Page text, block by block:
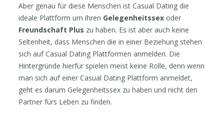
Aber genau für diese Menschen ist Casual Dating die
ideale Plattform um ihren Gelegenheitssex oder
Freundschaft Plus zu haben. Es ist aber auch keine
Seltenheit, dass Menschen die in einer Beziehung stehen
sich auf Casual Dating Plattformen anmelden. Die
Hintergründe hierfür spielen meist keine Rolle, denn wenn
man sich auf einer Casual Dating Plattform anmeldet,
geht es darum Gelegenheitssex zu haben und nicht den
Partner fürs Leben zu finden.